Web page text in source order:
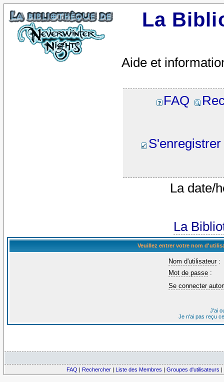
La
Aide et
FAQ
S'enregistrer
La date/
La
Veuillez entrer votre nom
Nom d'utilisateur:
Mot de passe :
Se connecter
J'ai
Je n'ai pas reçu
FAQ | Rechercher | Liste des Membres | Groupes d'utilisateurs |